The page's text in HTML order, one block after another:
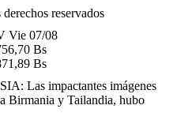
reservados
Vie 07/08
Bs
Bs
Las impactantes imágenes
Birmania y Tailandia, hubo